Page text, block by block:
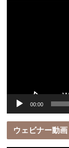
00:00
ウェビナー動画